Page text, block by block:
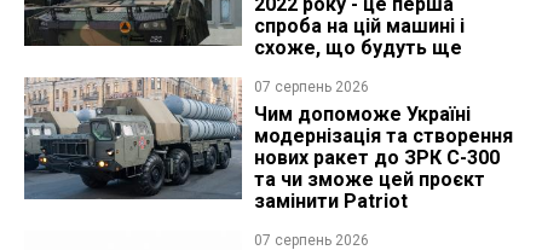
спроба на цій машині і
схоже, що будуть ще
07 серпень 2026
Чим допоможе Україні
модернізація та створення
нових ракет до ЗРК С-300
та чи зможе цей проєкт
замінити Patriot
07 серпень 2026